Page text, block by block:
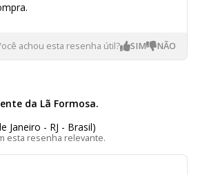
achou esta resenha útil?
esta resenha relevante.
da Lã Formosa.
Janeiro - RJ - Brasil)